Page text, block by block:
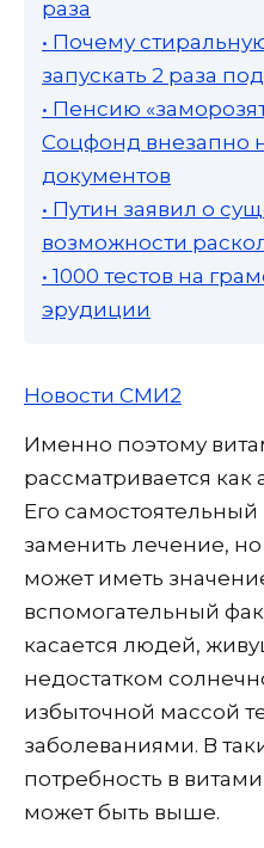
раза
• Почему
запускать 2 раза
• Пенсию
Соцфонд внезапно
документов
• Путин заявил о
возможности
• 1000 тестов на
эрудиции
Новости СМИ2
Именно поэтому
рассматривается как
Его
заменить лечение,
может иметь
вспомогательный
касается людей,
недостатком
избыточной массой
заболеваниями. В
потребность в
может быть выше.